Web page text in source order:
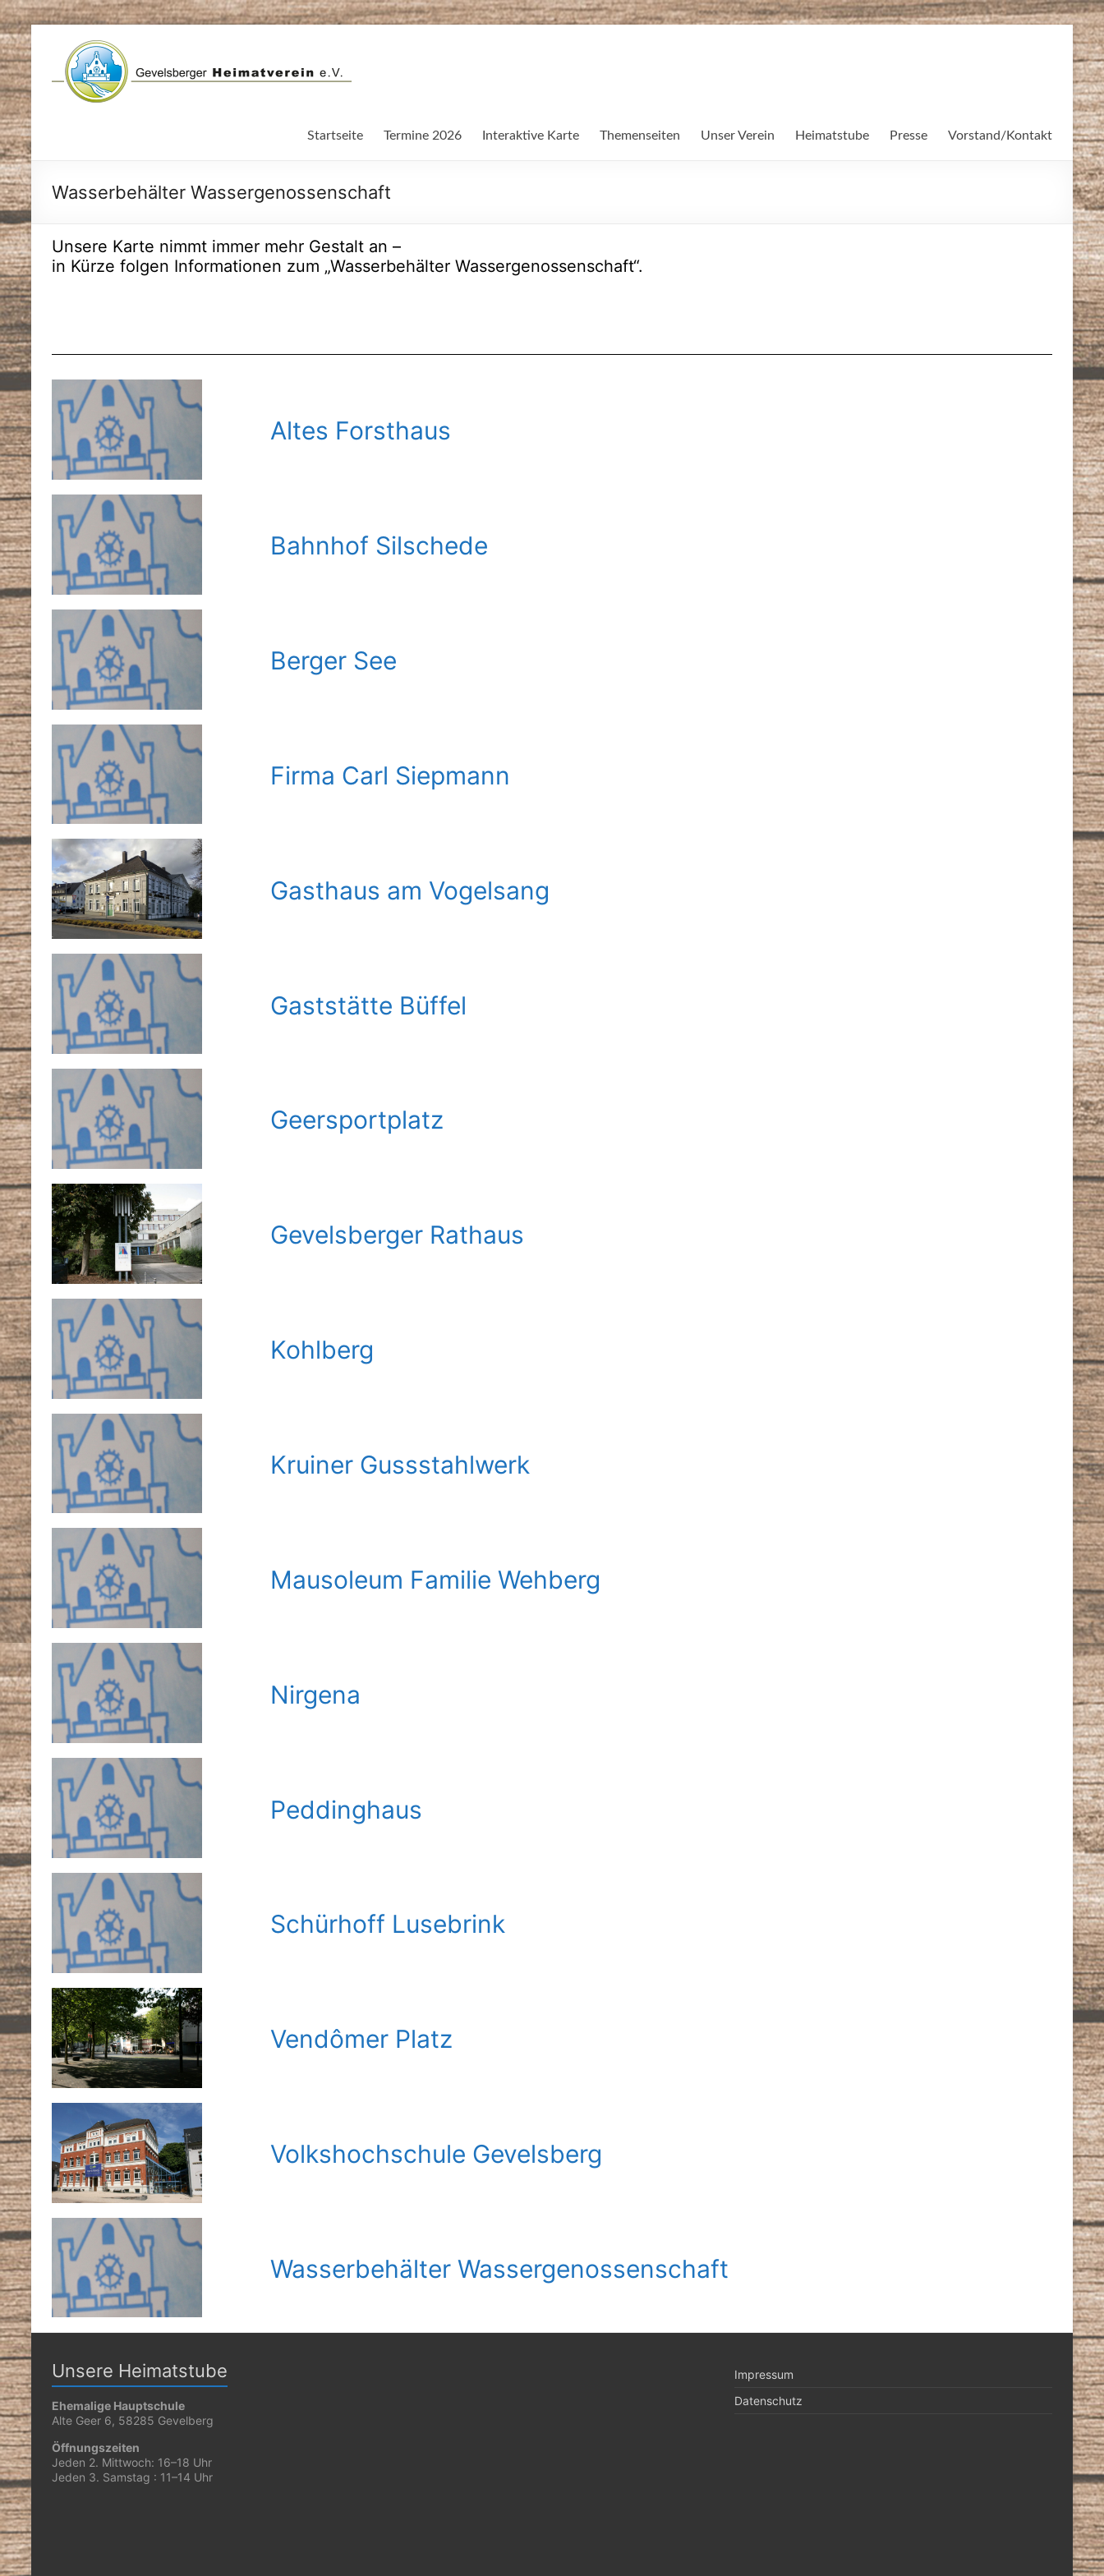
Zum
Inhalt
springen
Startseite Termine 2026 Interaktive Karte Themenseiten Unser Verein Heimatstube Presse Vorstand/Kontakt
Wasserbehälter Wassergenossenschaft
Unsere Karte nimmt immer mehr Gestalt an –
in Kürze folgen Informationen zum „Wasserbehälter Wassergenossenschaft“.
Altes Forsthaus
Bahnhof Silschede
Berger See
Firma Carl Siepmann
Gasthaus am Vogelsang
Gaststätte Büffel
Geersportplatz
Gevelsberger Rathaus
Kohlberg
Kruiner Gussstahlwerk
Mausoleum Familie Wehberg
Nirgena
Peddinghaus
Schürhoff Lusebrink
Vendômer Platz
Volkshochschule Gevelsberg
Wasserbehälter Wassergenossenschaft
Unsere Heimatstube
Ehemalige Hauptschule
Alte Geer 6, 58285 Gevelberg
Öffnungszeiten
Jeden 2. Mittwoch: 16–18 Uhr
Jeden 3. Samstag : 11–14 Uhr
Impressum
Datenschutz